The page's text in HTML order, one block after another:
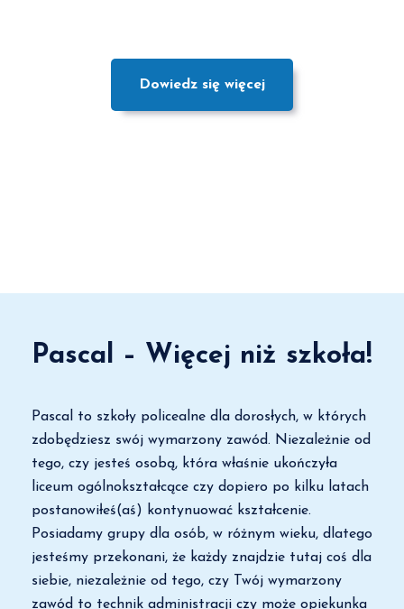
Dowiedz się więcej
Pascal – Więcej niż szkoła!
Pascal to szkoły policealne dla dorosłych, w których
zdobędziesz swój wymarzony zawód. Niezależnie od
tego, czy jesteś osobą, która właśnie ukończyła
liceum ogólnokształcące czy dopiero po kilku latach
postanowiłeś(aś) kontynuować kształcenie.
Posiadamy grupy dla osób, w różnym wieku, dlatego
jesteśmy przekonani, że każdy znajdzie tutaj coś dla
siebie, niezależnie od tego, czy Twój wymarzony
zawód to technik administracji czy może opiekunka